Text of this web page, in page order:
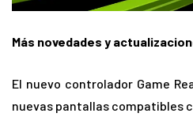
Más novedades y
El nuevo controlador Game
nuevas pantallas compatibles